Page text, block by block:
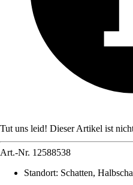
Tut uns leid! Dieser Artikel ist
Art.-Nr. 12588538
Standort: Schatten,